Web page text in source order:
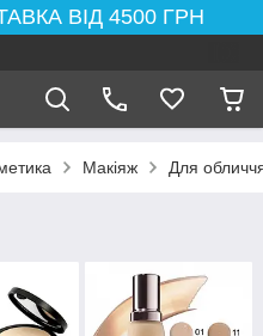
ВІД 4500 ГРН
Макіяж Для